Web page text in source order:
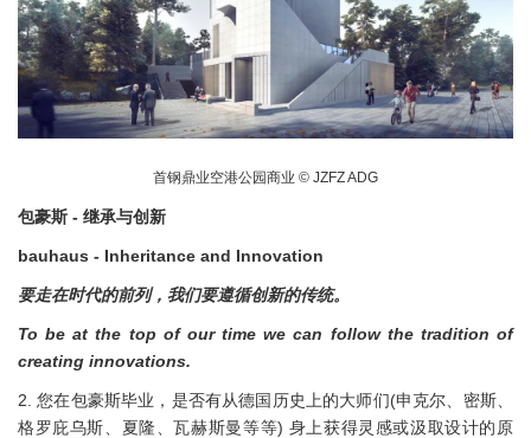
首钢鼎业空港公园商业 © JZFZ ADG
包豪斯 - 继承与创新
bauhaus - Inheritance and Innovation
要走在时代的前列，我们要遵循创新的传统。
To be at the top of our time we can follow the tradition of
creating innovations.
2. 您在包豪斯毕业，是否有从德国历史上的大师们(申克尔、密斯、
格罗庇乌斯、夏隆、瓦赫斯曼等等) 身上获得灵感或汲取设计的原